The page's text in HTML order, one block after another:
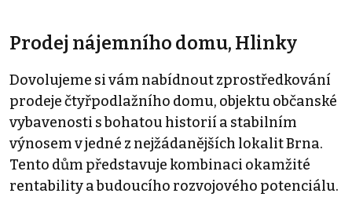
Prodej nájemního domu, Hlinky
Dovolujeme si vám nabídnout zprostředkování
prodeje čtyřpodlažního domu, objektu občanské
vybavenosti s bohatou historií a stabilním
výnosem v jedné z nejžádanějších lokalit Brna.
Tento dům představuje kombinaci okamžité
rentability a budoucího rozvojového potenciálu.